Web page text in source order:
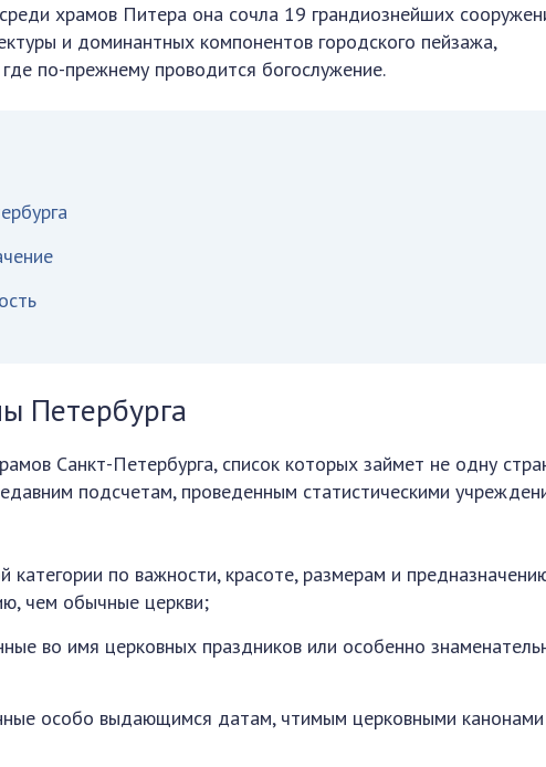
храмов Питера она сочла 19 грандиознейших
и доминантных компонентов городского пейзажа,
по-прежнему проводится богослужение.
Петербурга
Санкт-Петербурга, список которых займет не одну
подсчетам, проведенным статистическими
категории по важности, красоте, размерам и
чем обычные церкви;
во имя церковных праздников или особенно
особо выдающимся датам, чтимым церковными